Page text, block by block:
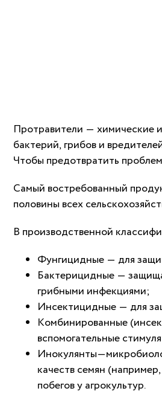
Протравители — химические
бактерий, грибов и
Чтобы предотвратить
Самый востребованный
половины всех
В производственной
Фунгицидные — для
Бактерицидные —
грибными инфекциями;
Инсектицидные — для
Комбинированные
вспомогательные
Инокулянты—
качествсемян (например,
побеговуагрокультур.